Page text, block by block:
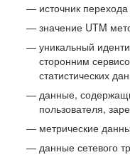
источник
значение UTM
уникальный
сторонним
статистических
данные,
пользователя,
метрические
данные сетевого